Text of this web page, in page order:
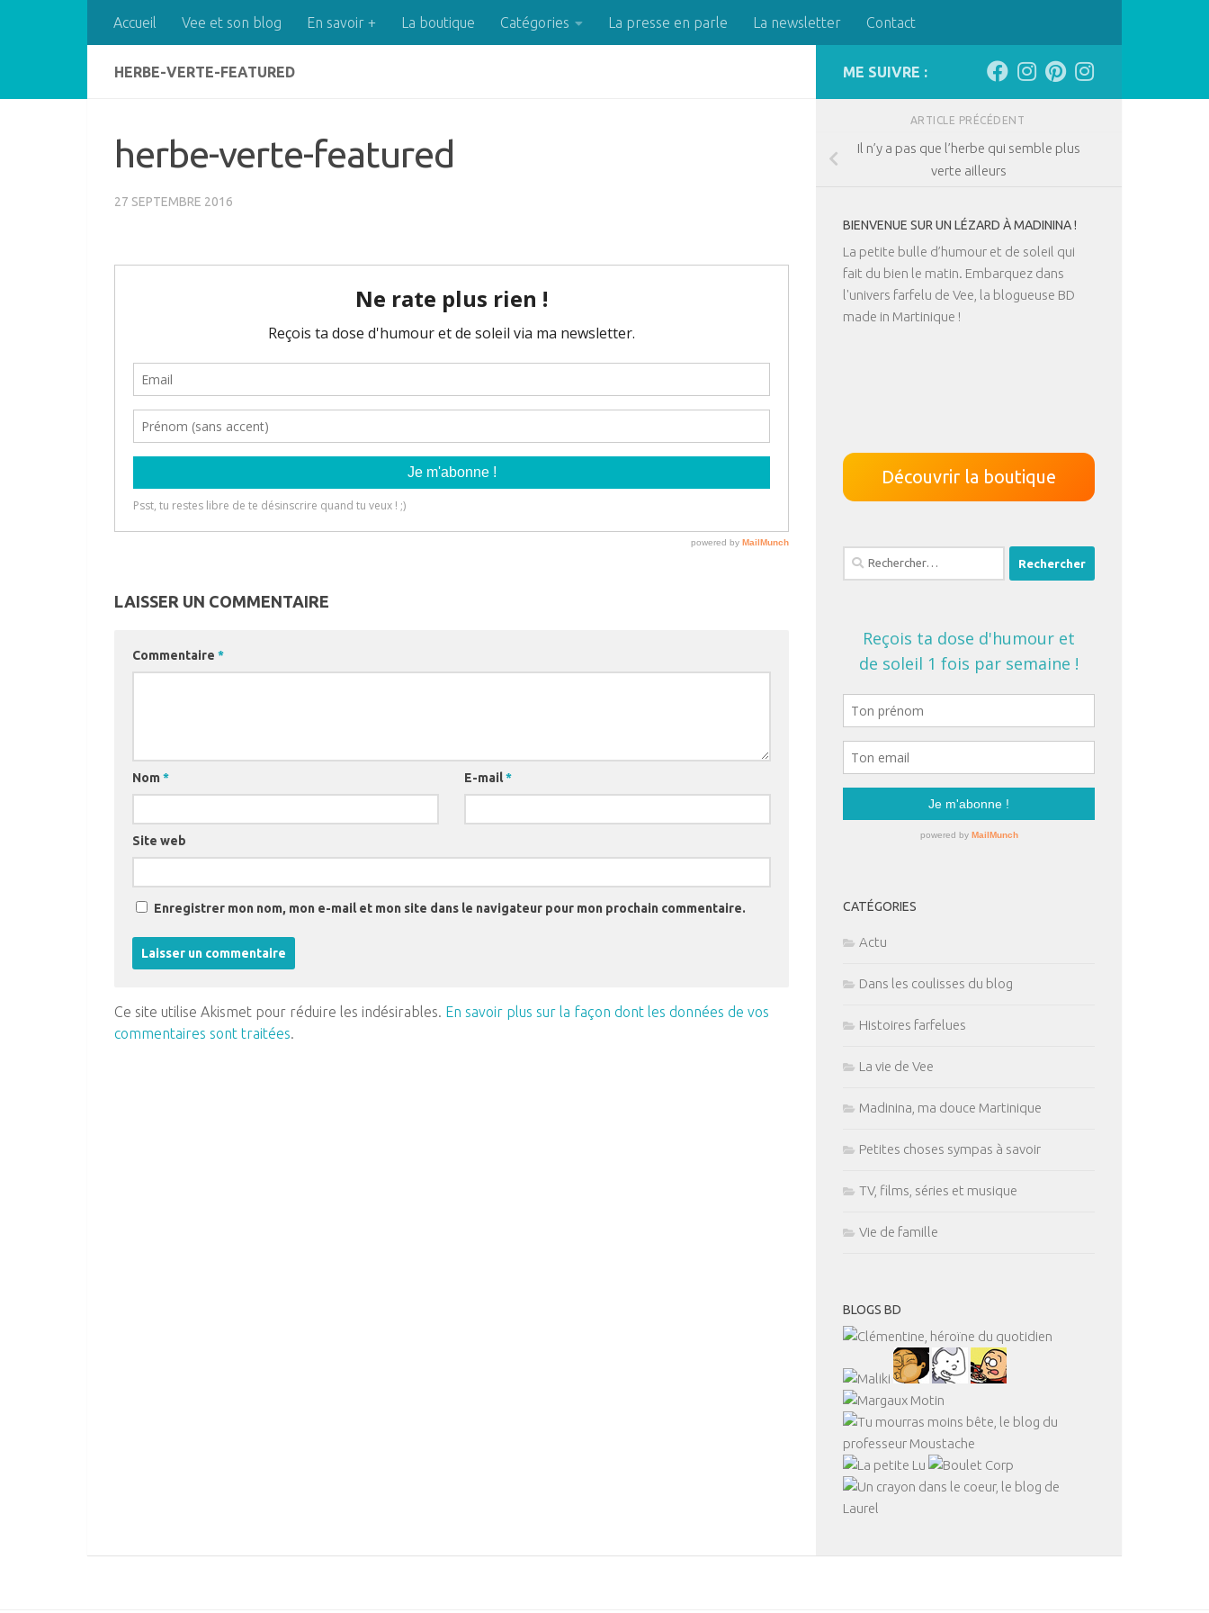
Skip to contentAccueil Vee et son blog En savoir + La boutique Catégories La presse en parle La newsletter Contact
HERBE-VERTE-FEATURED
herbe-verte-featured
27 SEPTEMBRE 2016
LAISSER UN COMMENTAIRE
Commentaire *
Nom * E-mail*
Site web
Enregistrer mon nom, mon e-mail et mon site dans le navigateur pour mon prochain commentaire.
Ce site utilise Akismet pour réduire les indésirables. En savoir plus sur la façon dont les données de vos
commentaires sont traitées.
ME SUIVRE :
ARTICLE PRÉCÉDENT
Il n’y a pas que l’herbe qui semble plus
verte ailleurs
BIENVENUE SUR UN LÉZARD À MADININA !
La petite bulle d’humour et de soleil qui
fait du bien le matin. Embarquez dans
l'univers farfelu de Vee, la blogueuse BD
made in Martinique !
Découvrir la boutique
Rechercher :
CATÉGORIES
Actu
Dans les coulisses du blog
Histoires farfelues
La vie de Vee
Madinina, ma douce Martinique
Petites choses sympas à savoir
TV, films, séries et musique
Vie de famille
BLOGS BD